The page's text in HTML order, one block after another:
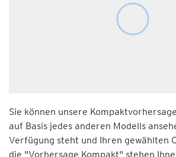
Sie können unsere
auf Basis jedes anderen Modells
Verfügung steht und Ihren gewählten
die "Vorhersage Kompakt" stehen